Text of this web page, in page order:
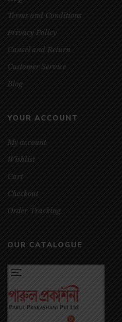
Terms and Conditions
Privacy Policy
Cancel and Return
Customer Service
Blog
YOUR ACCOUNT
My account
Wishlist
Cart
Checkout
Order Tracking
OUR CATALOGUE